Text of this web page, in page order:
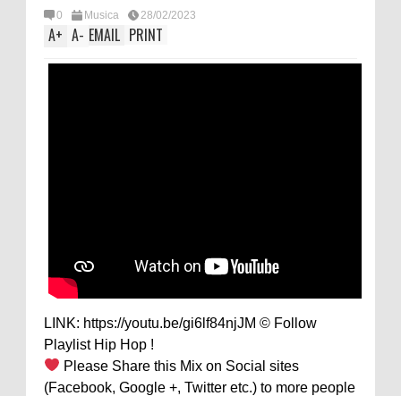
0 Musica 28/02/2023
A+ A- EMAIL PRINT
LINK: https://youtu.be/gi6lf84njJM © Follow
Playlist Hip Hop !
Please Share this Mix on Social sites
(Facebook, Google +, Twitter etc.) to more people